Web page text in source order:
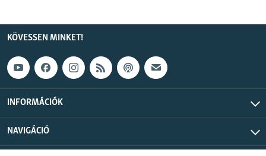
KÖVESSEN MINKET!
INFORMÁCIÓK
NAVIGÁCIÓ